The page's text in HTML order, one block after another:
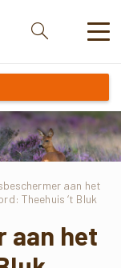
Zoeken
aan het
Theehuis ‘t Bluk
aan het